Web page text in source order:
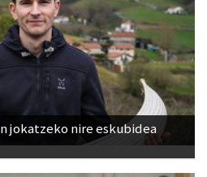
jokatzeko nire eskubidea